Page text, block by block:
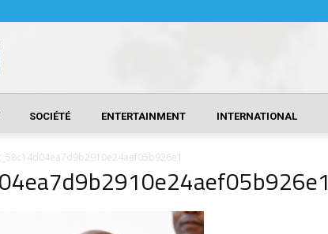
SOCIÉTÉ ENTERTAINMENT INTERNATIONAL